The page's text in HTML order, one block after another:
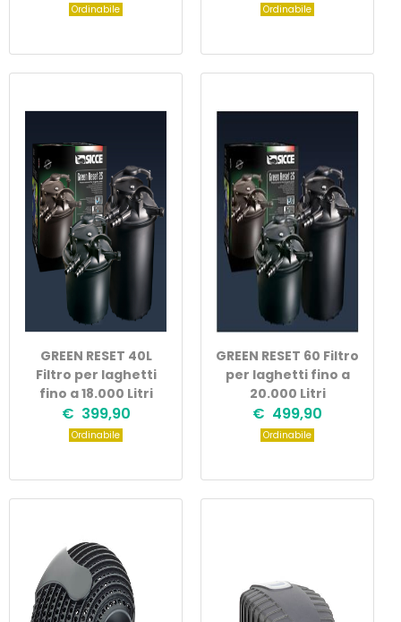
Ordinabile Ordinabile
GREEN RESET 40L
Filtro per laghetti
fino a 18.000 Litri
€ 399,90
Ordinabile
GREEN RESET 60 Filtro
per laghetti fino a
20.000 Litri
€ 499,90
Ordinabile